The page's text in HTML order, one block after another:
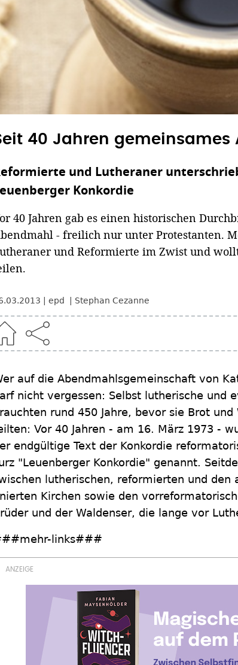
40 Jahren gemeinsames
und Lutheraner
Konkordie
40 Jahren gab es einen historischen
- freilich nur unter Protestanten.
und Reformierte im Zwist und
epd Stephan Cezanne
auf die Abendmahlsgemeinschaft von
nicht vergessen: Selbst lutherische und
rund 450 Jahre, bevor sie Brot
Vor 40 Jahren - am 16. März 1973 -
endgültige Text der Konkordie
"Leuenberger Konkordie" genannt.
lutherischen, reformierten und den
Kirchen sowie den
und der Waldenser, die lange vor
links###